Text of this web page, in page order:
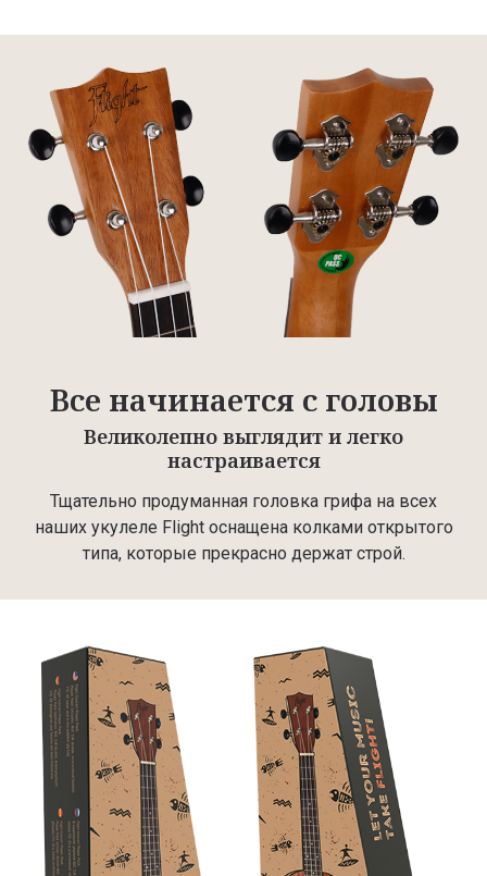
Все начинается с головы
Великолепно выглядит и легко
настраивается
Тщательно продуманная головка грифа на всех
наших укулеле Flight оснащена колками открытого
типа, которые прекрасно держат строй.